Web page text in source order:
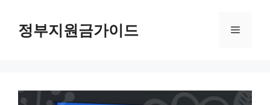
정부지원금가이드 메